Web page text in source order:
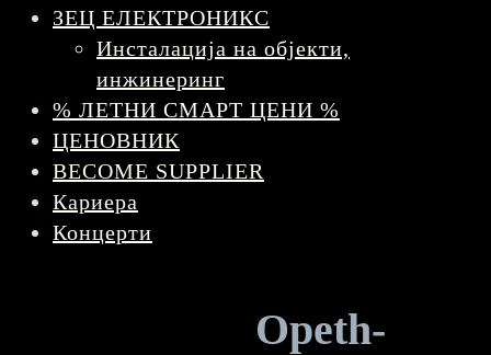
ЗЕЦ ЕЛЕКТРОНИКС
Инсталација на објекти,
инжинеринг
% ЛЕТНИ СМАРТ ЦЕНИ %
ЦЕНОВНИК
BECOME SUPPLIER
Кариера
Концерти
Opeth-